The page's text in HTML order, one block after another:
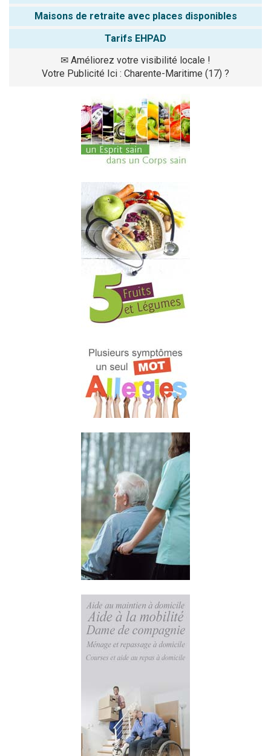
Maisons de retraite avec places disponibles
Tarifs EHPAD
✉ Améliorez votre visibilité locale !
Votre Publicité Ici : Charente-Maritime (17) ?